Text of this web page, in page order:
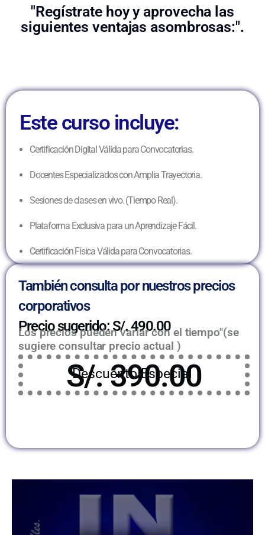
"Regístrate hoy y aprovecha las
siguientes ventajas asombrosas:".
Este curso incluye:
Certificación Digital Válida para Convocatorias.
Docentes Especializados con Amplia Trayectoria.
Sesiones de clases en vivo. (Tiempo Real).
Plataforma Exclusiva para un Aprendizaje Fácil.
Certificación Física Válida para Convocatorias.
También consulta por nuestros precios
corporativos
Precio sugerido: S/. 490.00
Los precios pueden variar con el tiempo"(se
sugiere consultar precio actual )
Descuento Especial
S/. 390.00